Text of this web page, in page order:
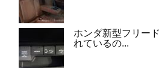
ホンダ新型フリー
れているの...